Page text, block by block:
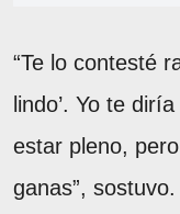
“Te lo contesté
lindo’. Yo te
estar pleno,
ganas”, sostuvo.